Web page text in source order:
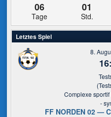
06
Tage
01
Std.
Letztes Spiel
8.
Complexe
-
FF NORDEN 02 —